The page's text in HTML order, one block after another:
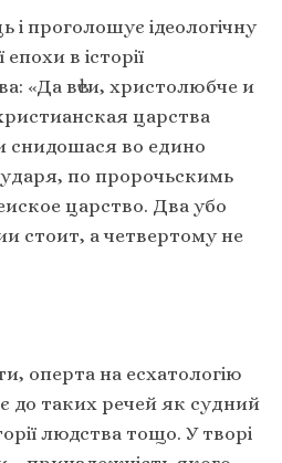
і проголошує ідеологічну
в історії
«Да вѣси, христолюбче и
царства
снидошася во едино
по пророчьскимь
царство. Два убо
стоит, а четвертому не
оперта на есхатологію
до таких речей як судний
людства тощо. У творі